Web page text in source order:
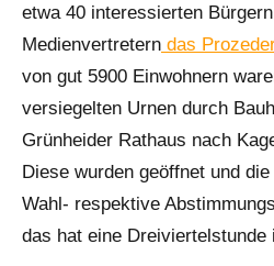
etwa 40 interessierten
Medienvertretern das
von gut 5900 Einwohnern
versiegelten Urnen durch
Grünheider Rathaus nach
Diese wurden geöffnet und
Wahl- respektive
das hat eine Dreiviertelstunde